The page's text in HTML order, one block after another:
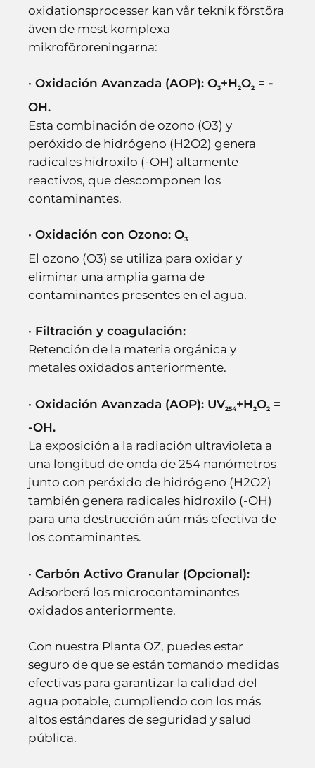
oxidationsprocesser kan vår teknik förstöra
även de mest komplexa
mikroföroreningarna:
· Oxidación Avanzada (AOP): O3+H2O2 = -
OH.
Esta combinación de ozono (O3) y
peróxido de hidrógeno (H2O2) genera
radicales hidroxilo (-OH) altamente
reactivos, que descomponen los
contaminantes.
· Oxidación con Ozono: O3
El ozono (O3) se utiliza para oxidar y
eliminar una amplia gama de
contaminantes presentes en el agua.
· Filtración y coagulación:
Retención de la materia orgánica y
metales oxidados anteriormente.
· Oxidación Avanzada (AOP): UV254+H2O2 =
-OH.
La exposición a la radiación ultravioleta a
una longitud de onda de 254 nanómetros
junto con peróxido de hidrógeno (H2O2)
también genera radicales hidroxilo (-OH)
para una destrucción aún más efectiva de
los contaminantes.
· Carbón Activo Granular (Opcional):
Adsorberá los microcontaminantes
oxidados anteriormente.
Con nuestra Planta OZ, puedes estar
seguro de que se están tomando medidas
efectivas para garantizar la calidad del
agua potable, cumpliendo con los más
altos estándares de seguridad y salud
pública.